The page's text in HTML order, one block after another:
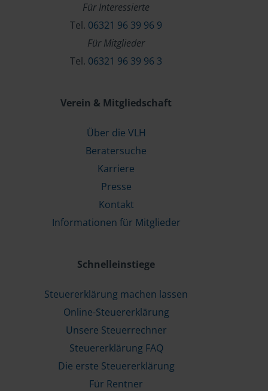
Für Interessierte
Tel. 06321 96 39 96 9
Für Mitglieder
Tel. 06321 96 39 96 3
Verein & Mitgliedschaft
Über die VLH
Beratersuche
Karriere
Presse
Kontakt
Informationen für Mitglieder
Schnelleinstiege
Steuererklärung machen lassen
Online-Steuererklärung
Unsere Steuerrechner
Steuererklärung FAQ
Die erste Steuererklärung
Für Rentner